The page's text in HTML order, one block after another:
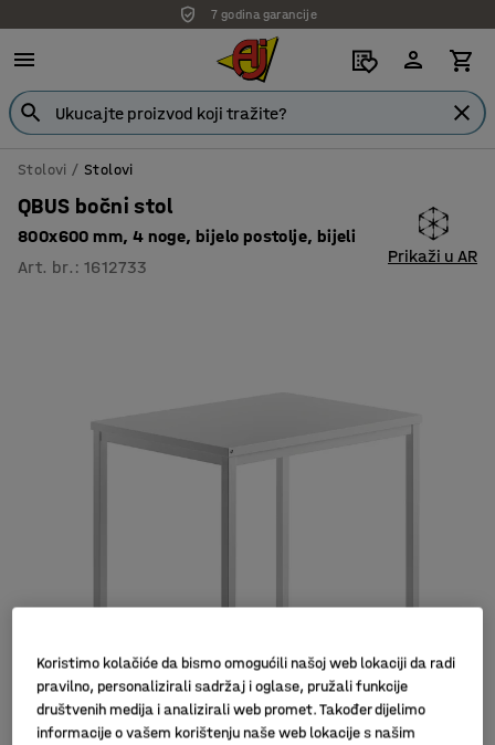
7 godina garancije
Stolovi Stolovi
QBUS bočni stol
800x600 mm, 4 noge, bijelo postolje, bijeli
Art. br. :1612733
Prikaži u AR
Koristimo kolačiće da bismo omogućili našoj web lokaciji da radi
pravilno, personalizirali sadržaj i oglase, pružali funkcije
društvenih medija i analizirali web promet. Također dijelimo
informacije o vašem korištenju naše web lokacije s našim